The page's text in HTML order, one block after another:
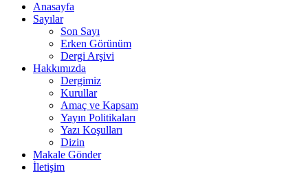
Anasayfa
Sayılar
Son Sayı
Erken Görünüm
Dergi Arşivi
Hakkımızda
Dergimiz
Kurullar
Amaç ve Kapsam
Yayın Politikaları
Yazı Koşulları
Dizin
Makale Gönder
İletişim